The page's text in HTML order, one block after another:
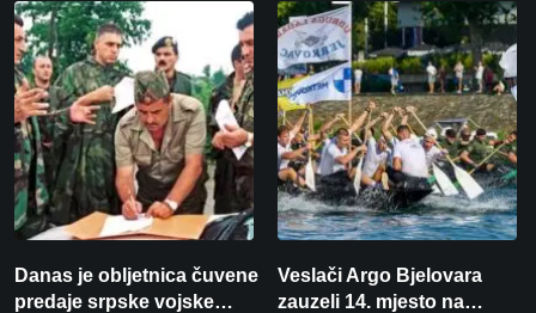
Danas je obljetnica čuvene
predaje srpske vojske
Veslači Argo Bjelovara
zauzeli 14. mjesto na